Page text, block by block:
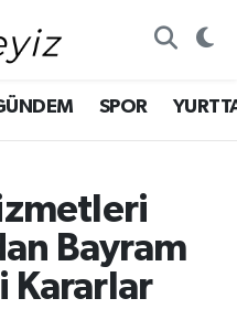
SPOR
Bayram
Kararlar
ve Fikstür